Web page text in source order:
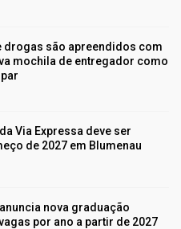
drogas são apreendidos com
mochila de entregador como
Via Expressa deve ser
de 2027 em Blumenau
nova graduação
por ano a partir de 2027